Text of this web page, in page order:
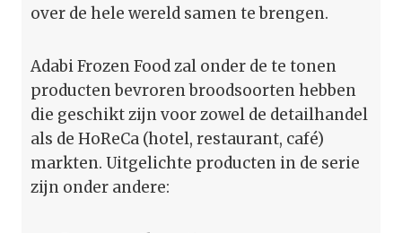
over de hele wereld samen te brengen.
Adabi Frozen Food zal onder de te tonen
producten bevroren broodsoorten hebben
die geschikt zijn voor zowel de detailhandel
als de HoReCa (hotel, restaurant, café)
markten. Uitgelichte producten in de serie
zijn onder andere: